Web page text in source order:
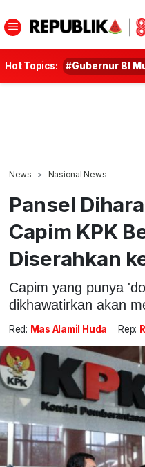
Hot Topics: #Gubernur BI
News Nasional News
Pansel
Capim KPK
Diserahkan
Capim yang punya
dikhawatirkan akan
Red: Mas Alamil Huda Rep: